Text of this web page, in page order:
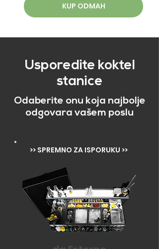
KUP ODMAH
Usporedite koktel
stanice
Odaberite onu koja najbolje
odgovara vašem poslu
>> SPREMNO ZA ISPORUKU >>